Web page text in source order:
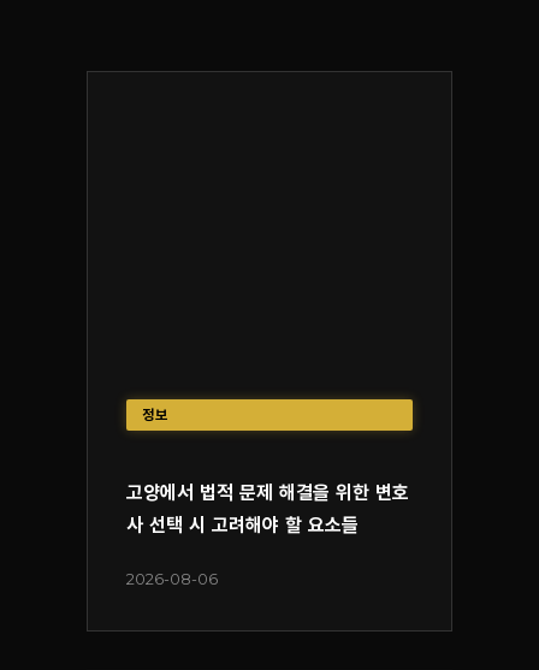
정보
고양에서 법적 문제 해결을 위한 변호
사 선택 시 고려해야 할 요소들
2026-08-06